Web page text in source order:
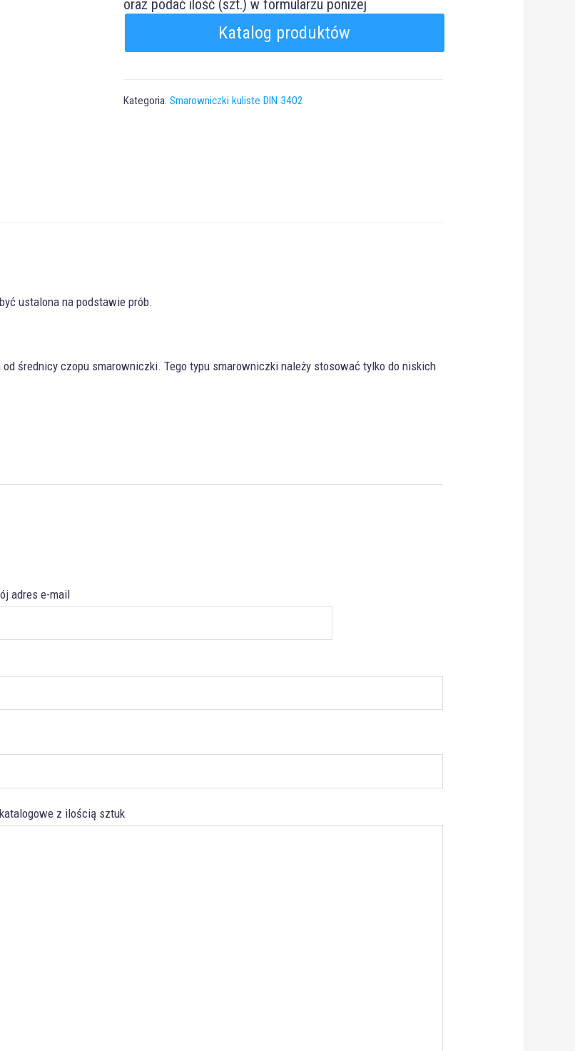
oraz podać ilość (szt.) w formularzu poniżej
Katalog produktów
Kategoria: Smarowniczki kuliste DIN 3402
ustalona na podstawie prób.
średnicy czopu smarowniczki. Tego typu smarowniczki należy stosować tylko do niskich
adres e-mail
z ilością sztuk